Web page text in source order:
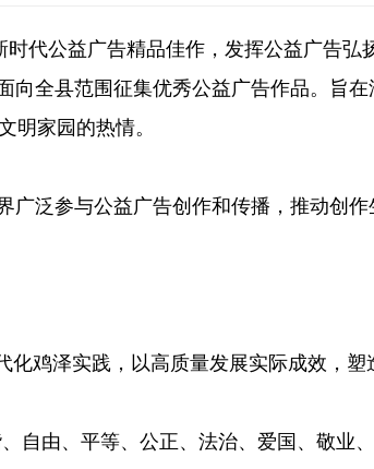
代公益广告精品佳作，发挥公益广告
向全县范围征集优秀公益广告作品。旨
明家园的热情。
泛参与公益广告创作和传播，推动创
鸡泽实践，以高质量发展实际成效，塑
由、平等、公正、法治、爱国、敬业